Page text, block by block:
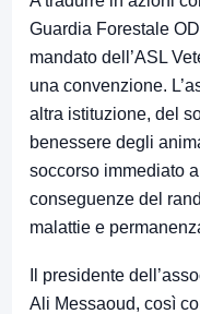
Guardia Forestale
mandato dell’ASL
una convenzione.
altra istituzione, del
benessere degli
soccorso immediato
conseguenze del
malattie e
Il presidente
Ali Messaoud, così